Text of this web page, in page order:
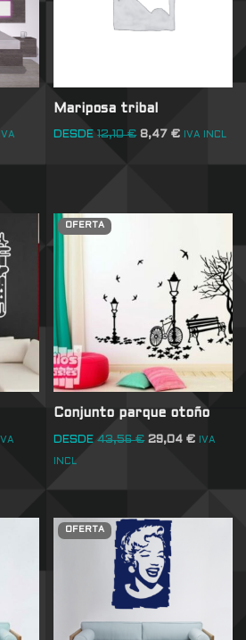
IVA
Mariposa tribal
DESDE 12,10€ 8,47€ IVA INCL
IVA
OFERTA
Conjunto parque otoño
DESDE 43,56€ 29,04€ IVA
INCL
OFERTA